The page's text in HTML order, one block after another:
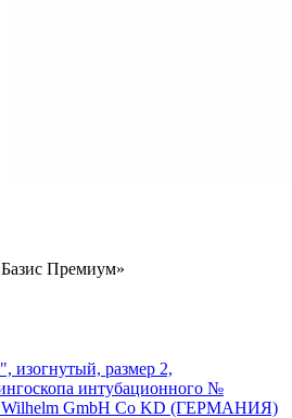
Премиум»
размер 2,
интубационного №
Wilhelm GmbH Co KD (ГЕРМАНИЯ)